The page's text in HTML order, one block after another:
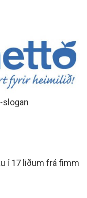
slogan
í 17 liðum frá fimm